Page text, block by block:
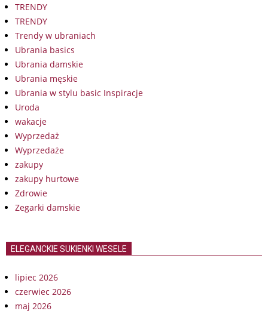
TRENDY
TRENDY
Trendy w ubraniach
Ubrania basics
Ubrania damskie
Ubrania męskie
Ubrania w stylu basic Inspiracje
Uroda
wakacje
Wyprzedaż
Wyprzedaże
zakupy
zakupy hurtowe
Zdrowie
Zegarki damskie
ELEGANCKIE SUKIENKI WESELE
lipiec 2026
czerwiec 2026
maj 2026